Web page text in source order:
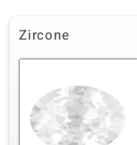
Zircone